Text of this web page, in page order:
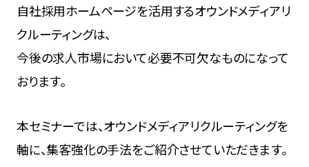
自社採用ホームページを活用するオウンドメディアリ
クルーティングは、
今後の求人市場において必要不可欠なものになって
おります。
本セミナーでは、オウンドメディアリクルーティングを
軸に、集客強化の手法をご紹介させていただきます。